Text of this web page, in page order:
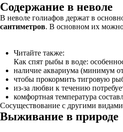
Содержание в неволе
В неволе голиафов держат в
сантиметров. В основном их
Читайте также:
Как спят рыбы в воде:
наличие аквариума (минимум
чтобы прокормить тигровую
из-за любви к течению
комфортная температура
Сосуществование с другими
Выживание в природе